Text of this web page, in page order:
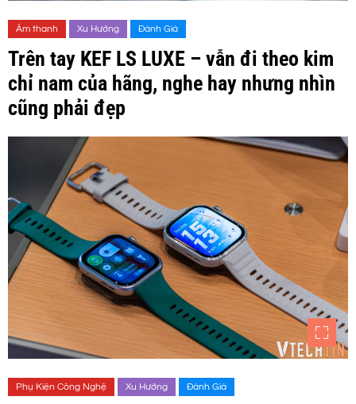
Âm thanh Xu Hướng Đánh Giá
Trên tay KEF LS LUXE – vẫn đi theo kim
chỉ nam của hãng, nghe hay nhưng nhìn
cũng phải đẹp
Phụ Kiện Công Nghệ Xu Hướng Đánh Giá